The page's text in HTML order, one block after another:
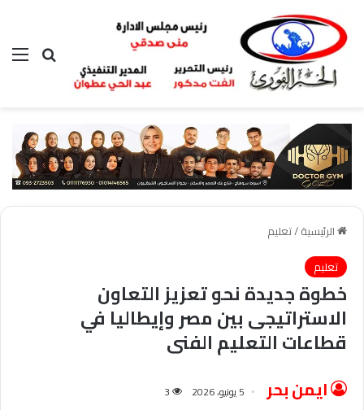
بحث عن
الرئيسية/تعليم
تعليم
خطوة جديدة نحو تعزيز التعاون
الاستراتيجى بين مصر وإيطاليا في
قطاعات التعليم الفنى
ايمن بحر 5 يونيو، 2026 3